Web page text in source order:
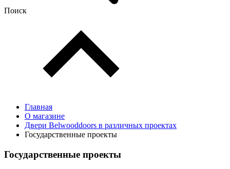
Поиск
Главная
О магазине
Двери Belwooddoors в различных проектах
Государственные проекты
Государственные проекты